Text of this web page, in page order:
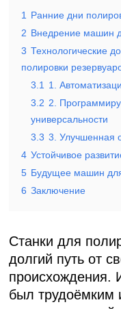
1
Ранние дни
2 Внедрение машин
3 Технологические
полировки
3.1
1.
3.2 2.
универсальности
3.3 3. Улучшенная
4 Устойчивое
5 Будущее машин
6 Заключение
Станки для
долгий путь от
происхождения.
был трудоёмким